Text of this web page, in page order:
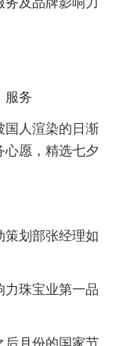
服务
国人渲染的日渐
心愿，精选七夕
策划部张经理如
力珠宝业第一品